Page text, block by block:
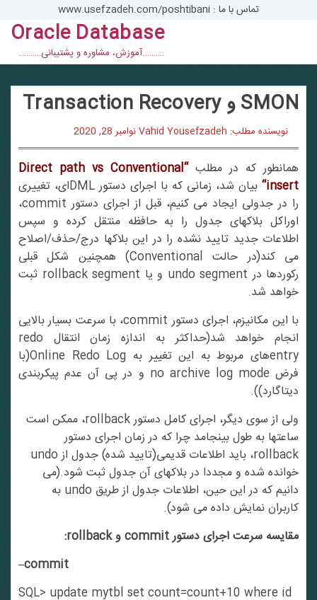
تماس با ما : www.usefzadeh.com/poshtibani
Oracle Database
……….آموزش، مشاوره و پشتیبانی……….
SMON و Transaction Recovery
نویسنده مطلب: Vahid Yousefzadeh نوامبر 28, 2020
همانطور که در مطلب“
Direct path vs Conventional
insert
“
بیان شد، زمانی که با اجرای دستور DMLای، تغییری
را در جدولی ایجاد می کنیم، قبل از اجرای دستور commit،
اوراکل بلاکهای جدول را به حافظه منتقل کرده و سپس
اطلاعات جدید تایید نشده را در این بلاکها درج/حذف/اصلاح
می کند(در حالت Conventional) همچنین شکل قبلی
رکوردها در undo segment و یا rollback segment ثبت
خواهد شد.
با این مکانیزم، اجرای دستور commit، با سرعت بسیار بالایی
انجام خواهد شد(حداکثر به اندازه زمان انتقال redo
entryهای مربوط به این تغییر به Online Redo Log(با
فرض no archive log mode و در پی آن عدم پیکربندی
دیتاگارد)).
ولی از سوی دیگر، اجرای کامل دستور rollback، ممکن است
ساعتها به طول بینجامد چرا که در زمان اجرای دستور
rollback، باید اطلاعات قدیمی(تایید شده) جدول از undo
خوانده شده و مجددا در بلاکهای آن جدول ثبت شود.(می
دانیم که در این حین، اطلاعات جدول از طریق undo به
کاربران نمایش داده می شود).
مقایسه سرعت اجرای دستور commit و rollback:
–commit
SQL> update mytbl set count=count+10 where id